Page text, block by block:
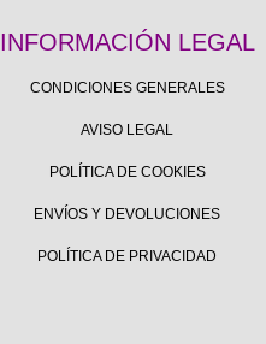
INFORMACIÓN LEGAL
CONDICIONES GENERALES
AVISO LEGAL
POLÍTICA DE COOKIES
ENVÍOS Y DEVOLUCIONES
POLÍTICA DE PRIVACIDAD